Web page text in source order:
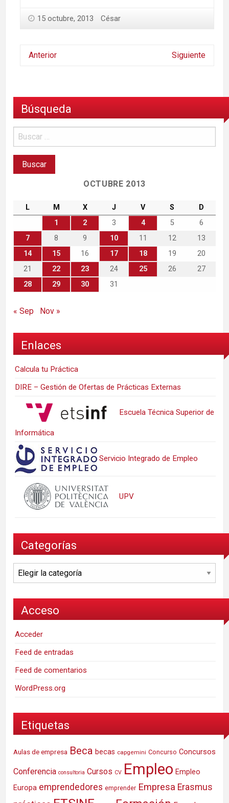
15 octubre, 2013 César
Anterior Siguiente
Búsqueda
OCTUBRE 2013
L M X J V S
D
1
2 3 4 5
6
7
8 9 10 11 12
13
14
15 16 17 18 19
20
21
22 23 24 25 26
27
28
29 30 31
« Sep Nov »
Enlaces
Calcula tu Práctica
DIRE – Gestión de Ofertas de Prácticas Externas
Escuela Técnica Superior de
Informática
Servicio Integrado de Empleo
UPV
Categorías
Categorías
Acceso
Acceder
Feed de entradas
Feed de comentarios
WordPress.org
Etiquetas
Aulas de empresa Beca becas capgemini Concurso Concursos
Conferencia consultoria Cursos CV Empleo Empleo
Europa emprendedores emprender Empresa Erasmus